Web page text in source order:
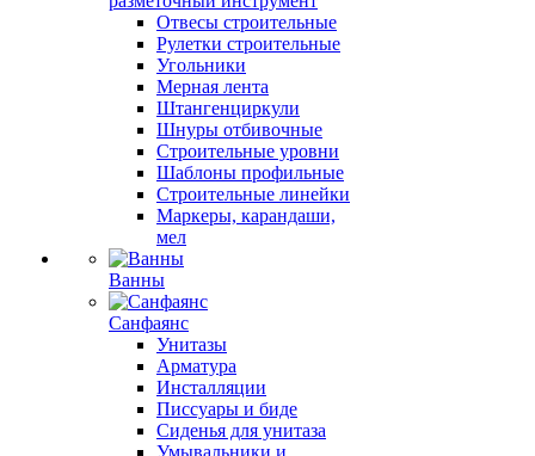
Отвесы строительные
Рулетки строительные
Угольники
Мерная лента
Штангенциркули
Шнуры отбивочные
Строительные уровни
Шаблоны профильные
Строительные линейки
Маркеры, карандаши,
мел
Ванны
Санфаянс
Унитазы
Арматура
Инсталляции
Писсуары и биде
Сиденья для унитаза
Умывальники и